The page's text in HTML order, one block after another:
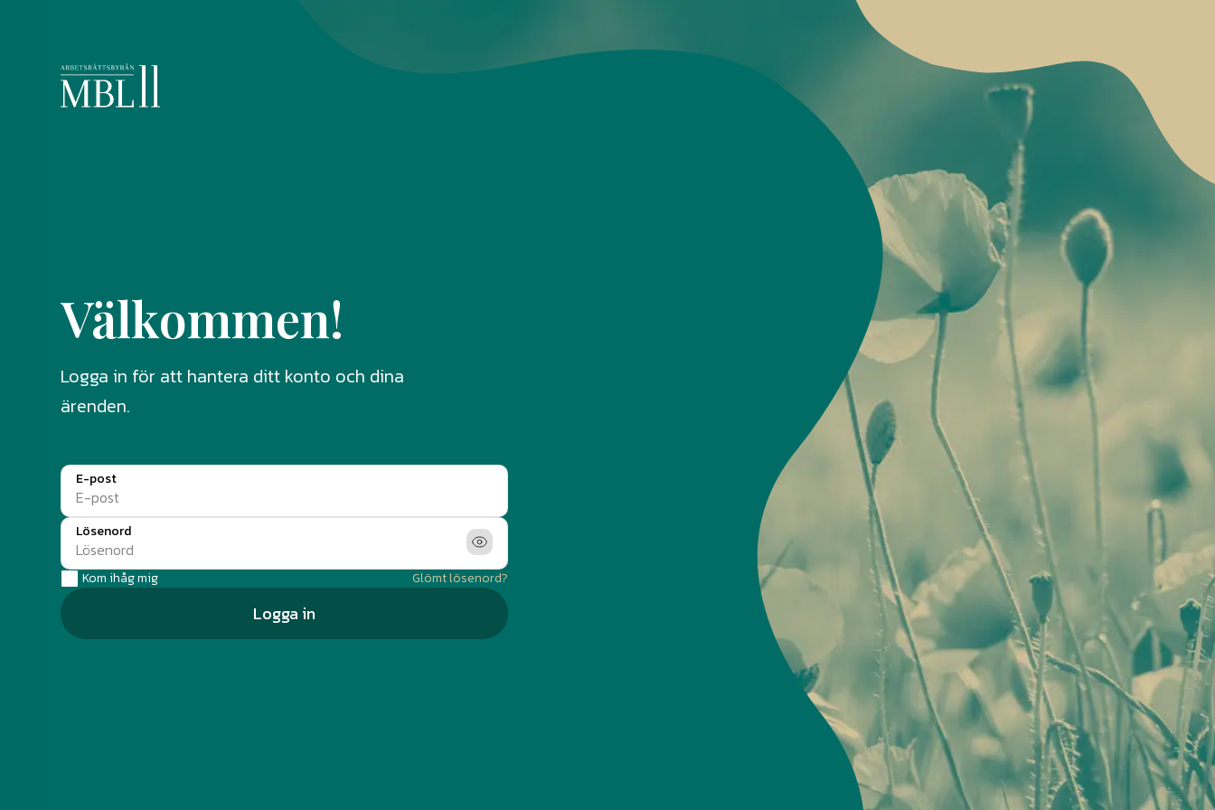
Välkommen!
Logga in för att hantera ditt konto och dina
ärenden.
E-post
Lösenord
Kom ihåg mig Glömt lösenord?
Logga in